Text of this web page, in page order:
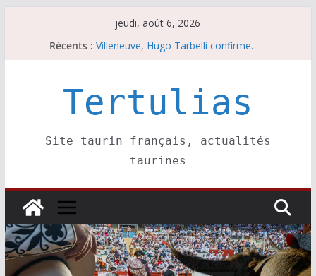
jeudi, août 6, 2026
Récents : Les brèves du mercredi 5 août
Escalafón 2026 – novilleros –
Les brèves du jeudi 6 août
Tertulias
Site taurin français, actualités
taurines